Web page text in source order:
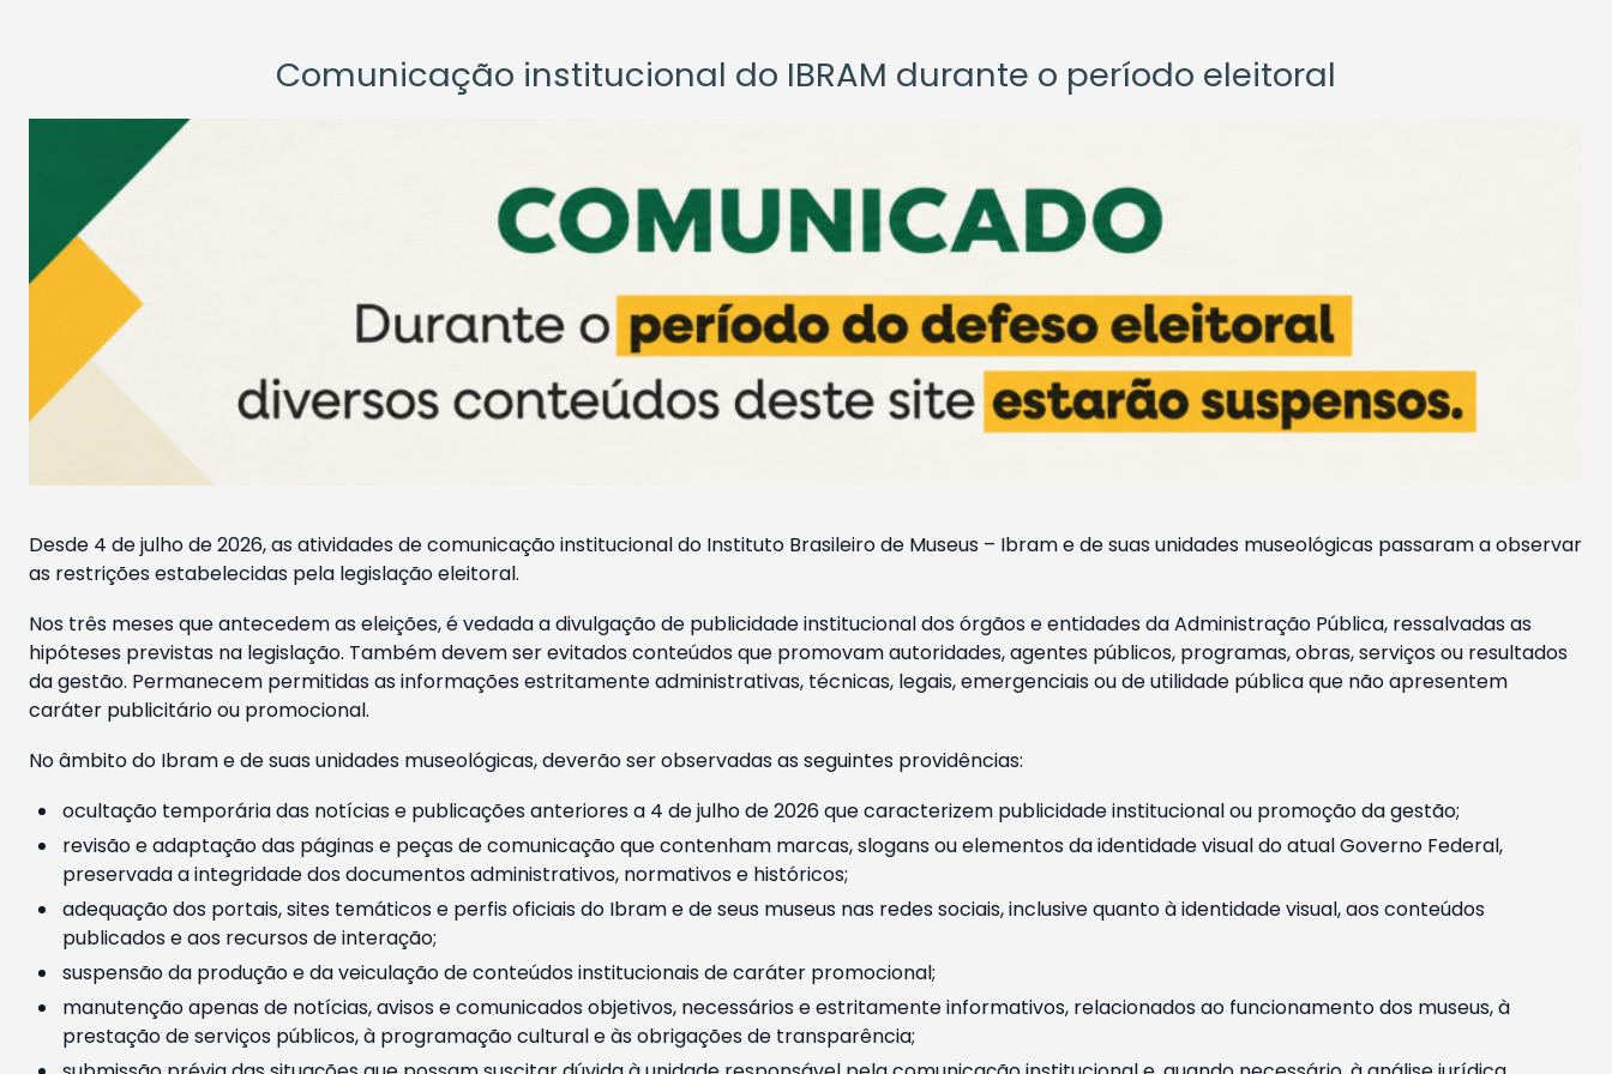
Comunicação institucional do IBRAM durante o período eleitoral
Desde 4 de julho de 2026, as atividades de comunicação institucional do Instituto Brasileiro de Museus – Ibram e de suas unidades museológicas passaram a observar
as restrições estabelecidas pela legislação eleitoral.
Nos três meses que antecedem as eleições, é vedada a divulgação de publicidade institucional dos órgãos e entidades da Administração Pública, ressalvadas as
hipóteses previstas na legislação. Também devem ser evitados conteúdos que promovam autoridades, agentes públicos, programas, obras, serviços ou resultados
da gestão. Permanecem permitidas as informações estritamente administrativas, técnicas, legais, emergenciais ou de utilidade pública que não apresentem
caráter publicitário ou promocional.
No âmbito do Ibram e de suas unidades museológicas, deverão ser observadas as seguintes providências:
ocultação temporária das notícias e publicações anteriores a 4 de julho de 2026 que caracterizem publicidade institucional ou promoção da gestão;
revisão e adaptação das páginas e peças de comunicação que contenham marcas, slogans ou elementos da identidade visual do atual Governo Federal,
preservada a integridade dos documentos administrativos, normativos e históricos;
adequação dos portais, sites temáticos e perfis oficiais do Ibram e de seus museus nas redes sociais, inclusive quanto à identidade visual, aos conteúdos
publicados e aos recursos de interação;
suspensão da produção e da veiculação de conteúdos institucionais de caráter promocional;
manutenção apenas de notícias, avisos e comunicados objetivos, necessários e estritamente informativos, relacionados ao funcionamento dos museus, à
prestação de serviços públicos, à programação cultural e às obrigações de transparência;